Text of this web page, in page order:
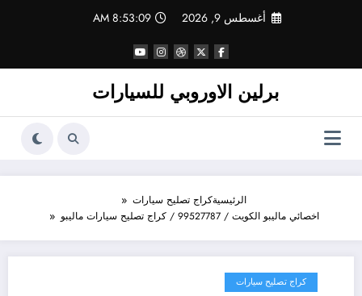
أغسطس 9, 2026 8:53:10 AM
برلين الاوروبي للسيارات
الرئيسيةكراج تصليح سيارات
اخصائي ماليبو الكويت / 99527787 / كراج تصليح سيارات ماليبو
كراج تصليح سيارات